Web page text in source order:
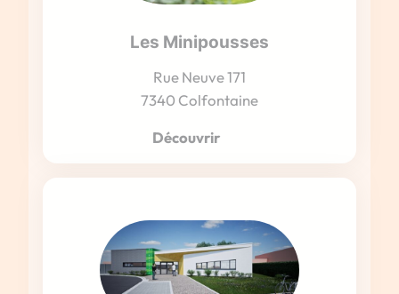
Les Minipousses
Rue Neuve 171
7340 Colfontaine
Découvrir